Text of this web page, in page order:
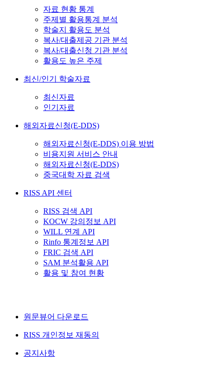
자료 현황 통계
주제별 활용통계 분석
학술지 활용도 분석
복사/대출제공 기관 분석
복사/대출신청 기관 분석
활용도 높은 주제
최신/인기 학술자료
최신자료
인기자료
해외자료신청(E-DDS)
해외자료신청(E-DDS) 이용 방법
비용지원 서비스 안내
해외자료신청(E-DDS)
중국대학 자료 검색
RISS API 센터
RISS 검색 API
KOCW 강의정보 API
WILL 연계 API
Rinfo 통계정보 API
FRIC 검색 API
SAM 분석활용 API
활용 및 참여 현황
원문뷰어 다운로드
RISS 개인정보 재동의
공지사항